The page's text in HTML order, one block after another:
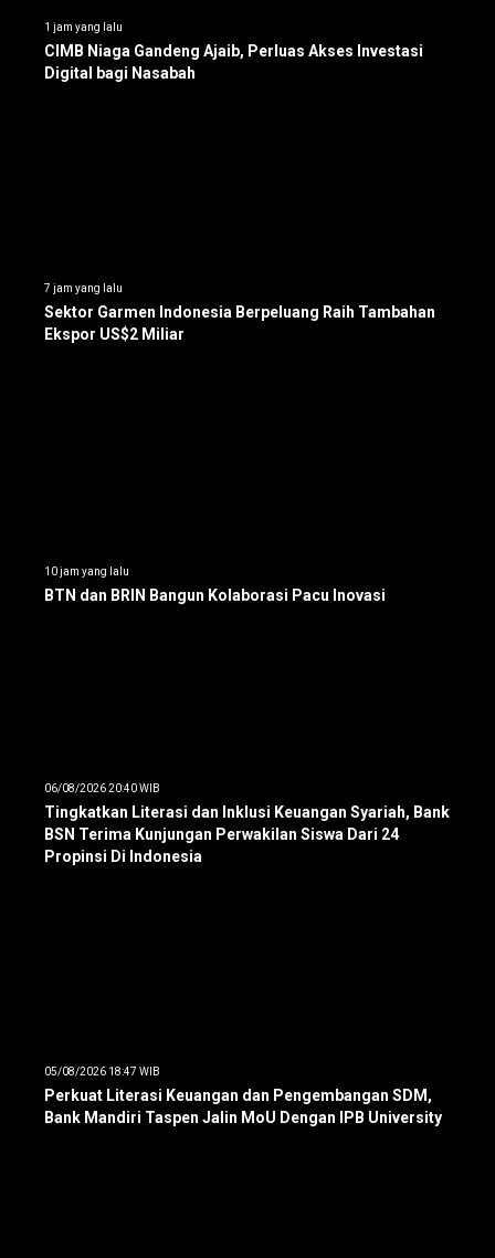
1 jam yang lalu
CIMB Niaga Gandeng Ajaib, Perluas Akses Investasi
Digital bagi Nasabah
7 jam yang lalu
Sektor Garmen Indonesia Berpeluang Raih Tambahan
Ekspor US$2 Miliar
10 jam yang lalu
BTN dan BRIN Bangun Kolaborasi Pacu Inovasi
06/08/2026 20:40 WIB
Tingkatkan Literasi dan Inklusi Keuangan Syariah, Bank
BSN Terima Kunjungan Perwakilan Siswa Dari 24
Propinsi Di Indonesia
05/08/2026 18:47 WIB
Perkuat Literasi Keuangan dan Pengembangan SDM,
Bank Mandiri Taspen Jalin MoU Dengan IPB University